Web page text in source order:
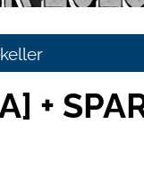
+